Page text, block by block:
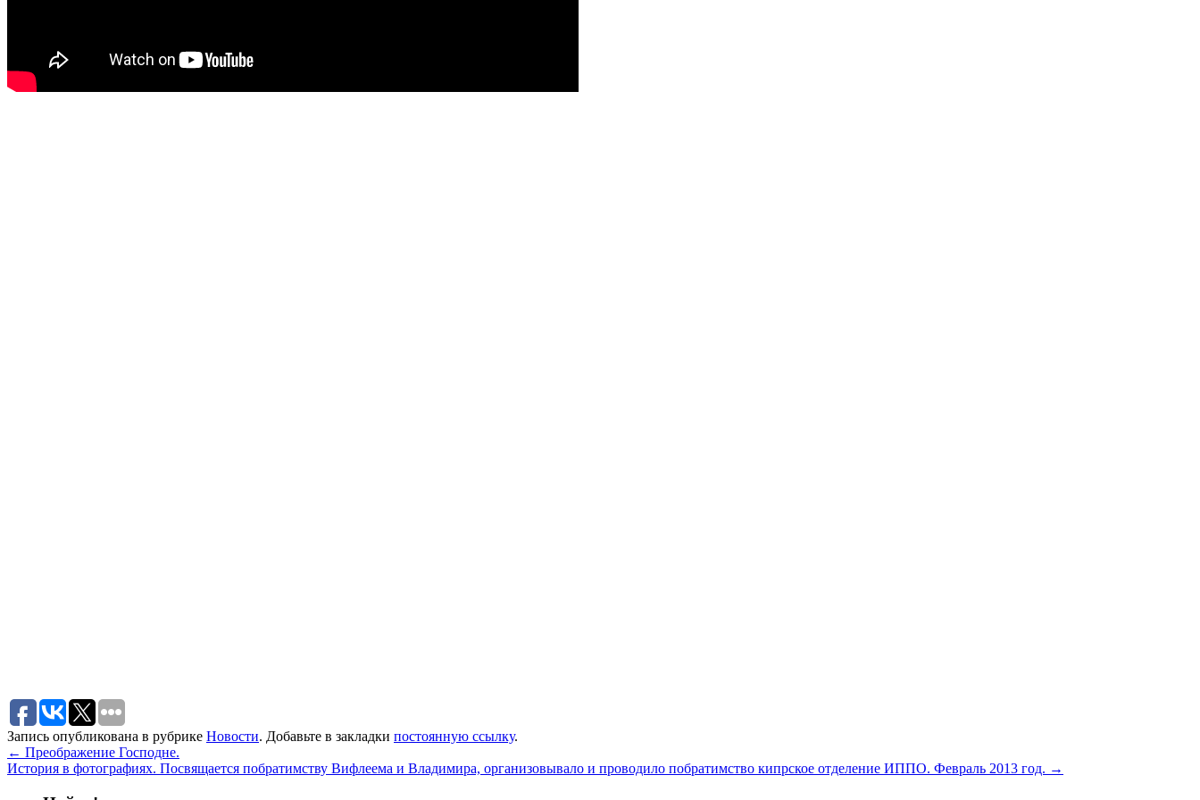
Запись опубликована в рубрике Новости. Добавьте в закладки постоянную ссылку.
← Преображение Господне.
История в фотографиях. Посвящается побратимству Вифлеема и Владимира, организовывало и проводило побратимство кипрское отделение ИППО. Февраль 2013 год. →